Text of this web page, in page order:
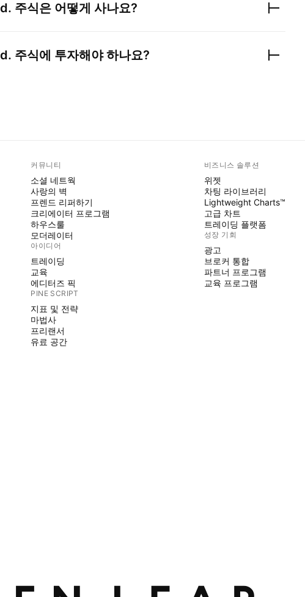
주식은 어떻게 사나요?
주식에 투자해야 하나요?
커뮤니티
소셜 네트웍
사랑의 벽
프렌드 리퍼하기
크리에이터 프로그램
하우스룰
모더레이터
아이디어
트레이딩
교육
에디터즈 픽
PINE SCRIPT
지표 및 전략
마법사
프리랜서
유료 공간
비즈니스 솔루션
위젯
차팅 라이브러리
Lightweight Charts™
고급 차트
트레이딩 플랫폼
성장 기회
광고
브로커 통합
파트너 프로그램
교육 프로그램